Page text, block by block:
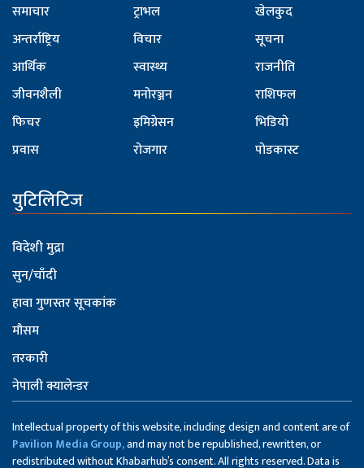
समाचार
अन्तर्राष्ट्रिय
आर्थिक
जीवनशैली
फिचर
प्रवास
ट्राभल
विचार
स्वास्थ्य
मनोरञ्जन
इमिग्रेसन
रोजगार
खेलकुद
सूचना
राजनीति
राशिफल
भिडियो
पोडकास्ट
युटिलिटिज
विदेशी मुद्रा
सुन/चाँदी
हावा गुणस्तर सूचकांक
मौसम
तरकारी
नेपाली क्यालेन्डर
Intellectual property of this website, including design and content are of
Pavilion Media Group,and may not be republished, rewritten, or
redistributed without Khabarhub’s consent. All rights reserved. Data is